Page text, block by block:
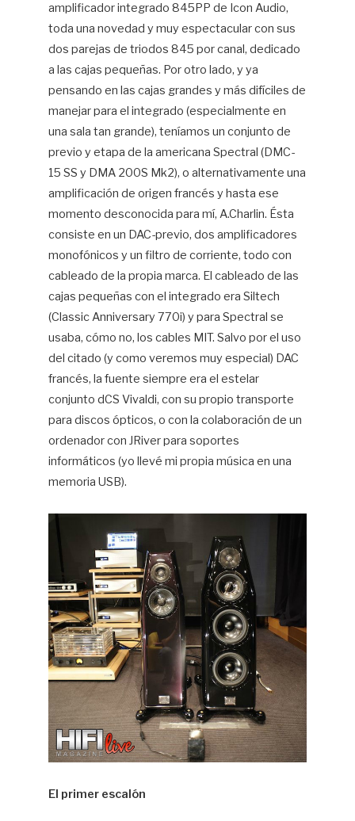
amplificador integrado 845PP de Icon Audio,
toda una novedad y muy espectacular con sus
dos parejas de triodos 845 por canal, dedicado
a las cajas pequeñas. Por otro lado, y ya
pensando en las cajas grandes y más difíciles de
manejar para el integrado (especialmente en
una sala tan grande), teníamos un conjunto de
previo y etapa de la americana Spectral (DMC-
15 SS y DMA 200S Mk2), o alternativamente una
amplificación de origen francés y hasta ese
momento desconocida para mí, A.Charlin. Ésta
consiste en un DAC-previo, dos amplificadores
monofónicos y un filtro de corriente, todo con
cableado de la propia marca. El cableado de las
cajas pequeñas con el integrado era Siltech
(Classic Anniversary 770i) y para Spectral se
usaba, cómo no, los cables MIT. Salvo por el uso
del citado (y como veremos muy especial) DAC
francés, la fuente siempre era el estelar
conjunto dCS Vivaldi, con su propio transporte
para discos ópticos, o con la colaboración de un
ordenador con JRiver para soportes
informáticos (yo llevé mi propia música en una
memoria USB).
El primer escalón